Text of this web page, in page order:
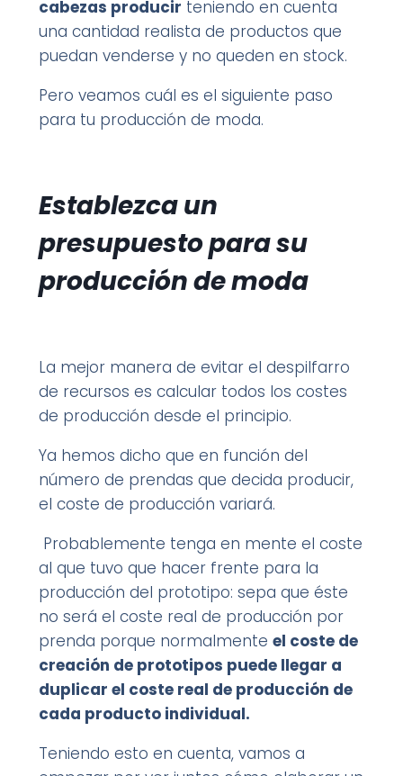
cabezas producir teniendo en cuenta
una cantidad realista de productos que
puedan venderse y no queden en stock.
Pero veamos cuál es el siguiente paso
para tu producción de moda.
Establezca un
presupuesto para su
producción de moda
La mejor manera de evitar el despilfarro
de recursos es calcular todos los costes
de producción desde el principio.
Ya hemos dicho que en función del
número de prendas que decida producir,
el coste de producción variará.
Probablemente tenga en mente el coste
al que tuvo que hacer frente para la
producción del prototipo: sepa que éste
no será el coste real de producción por
prenda porque normalmente el coste de
creación de prototipos puede llegar a
duplicar el coste real de producción de
cada producto individual.
Teniendo esto en cuenta, vamos a